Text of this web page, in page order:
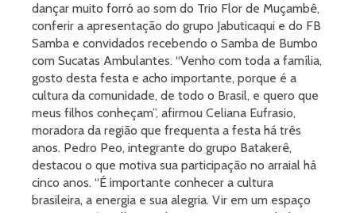
dançar muito forró ao som do Trio Flor de Muçambê,
conferir a apresentação do grupo Jabuticaqui e do FB
Samba e convidados recebendo o Samba de Bumbo
com Sucatas Ambulantes. “Venho com toda a família,
gosto desta festa e acho importante, porque é a
cultura da comunidade, de todo o Brasil, e quero que
meus filhos conheçam”, afirmou Celiana Eufrasio,
moradora da região que frequenta a festa há três
anos. Pedro Peo, integrante do grupo Batakerê,
destacou o que motiva sua participação no arraial há
cinco anos. “É importante conhecer a cultura
brasileira, a energia e sua alegria. Vir em um espaço